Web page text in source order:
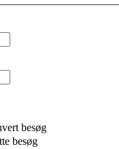
besøg
besøg